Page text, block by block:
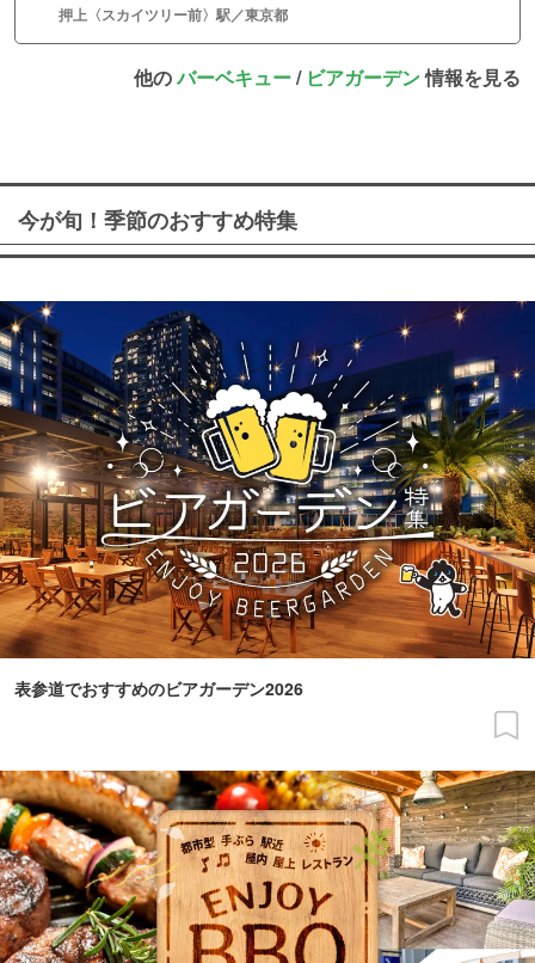
押上〈スカイツリー前〉駅／東京都
他のバーベキュー/ ビアガーデン情報を見る
今が旬！季節のおすすめ特集
表参道でおすすめのビアガーデン2026